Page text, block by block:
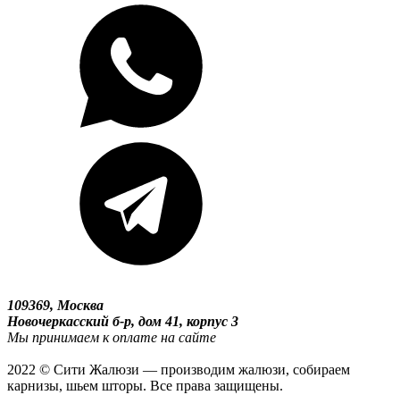
109369, Москва
Новочеркасский б-р, дом 41, корпус 3
Мы принимаем к оплате на сайте
2022 © Сити Жалюзи — производим жалюзи, собираем
карнизы, шьем шторы. Все права защищены.